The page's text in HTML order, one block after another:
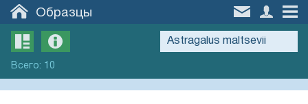
Образцы
Всего: 10